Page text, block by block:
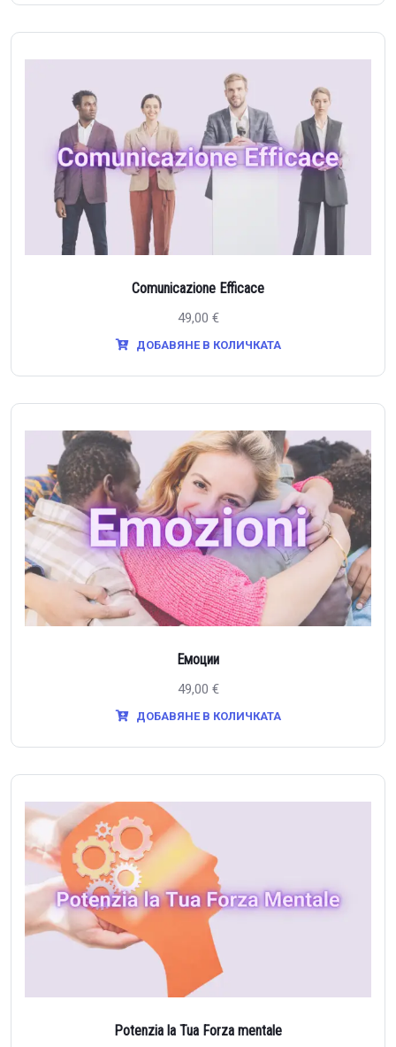
Comunicazione Efficace
49,00 €
ДОБАВЯНЕ В КОЛИЧКАТА
Емоции
49,00 €
ДОБАВЯНЕ В КОЛИЧКАТА
Potenzia la Tua Forza mentale